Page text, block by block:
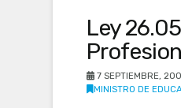
Ley
7 SEPTIEMBRE,
MINISTRO DE